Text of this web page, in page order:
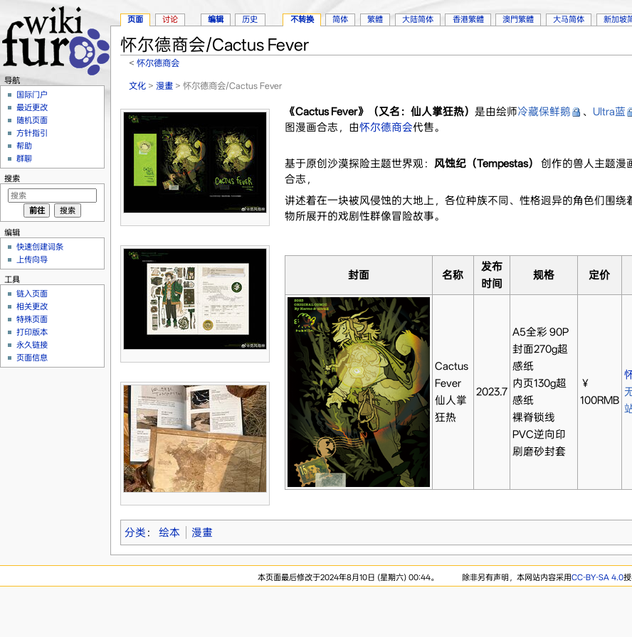
怀尔德商会/Cactus Fever
<怀尔德商会
文化 >漫畫 > 怀尔德商会/Cactus Fever
《Cactus Fever》（又名：仙人掌狂热） 是由绘师冷藏保鲜鹅 、 Ultra蓝
图漫画合志，由怀尔德商会代售。
基于原创沙漠探险主题世界观： 风蚀纪（Tempestas）
创作的兽人主题漫
合志，
讲述着在一块被风侵蚀的大地上，各位种族不同、性格迥异的角色们围绕
物所展开的戏剧性群像冒险故事。
封面 名称
发布
时间
规格 定价
Cactus
Fever
仙人掌
狂热
2023.7
A5全彩 90P
封面270g超
感纸
内页130g超
感纸
裸脊锁线
PVC逆向印
刷磨砂封套
￥
100RMB
分类 ： 绘本 漫畫
页面 讨论 编辑 历史 不转换 简体 繁體 大陆简体 香港繁體 澳門繁體 大马简体 新加坡
导航
国际门户
最近更改
随机页面
方针指引
帮助
群聊
搜索
编辑
快速创建词条
上传向导
工具
链入页面
相关更改
特殊页面
打印版本
永久链接
页面信息
本页面最后修改于2024年8月10日 (星期六) 00:44。 除非另有声明，本网站内容采用CC-BY-SA 4.0授